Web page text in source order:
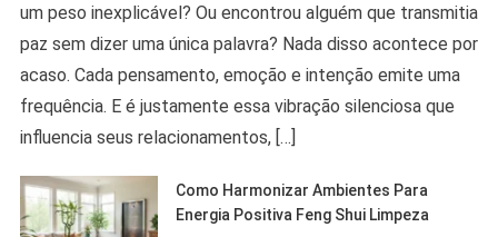
um peso inexplicável? Ou encontrou alguém que transmitia
paz sem dizer uma única palavra? Nada disso acontece por
acaso. Cada pensamento, emoção e intenção emite uma
frequência. E é justamente essa vibração silenciosa que
influencia seus relacionamentos, […]
Como Harmonizar Ambientes Para
Energia Positiva Feng Shui Limpeza